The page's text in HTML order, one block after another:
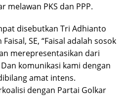
melawan PKS dan PPP.
disebutkan Tri Adhianto
SE, “Faisal adalah sosok
merepresentasikan dari
komunikasi kami dengan
amat intens.
dengan Partai Golkar